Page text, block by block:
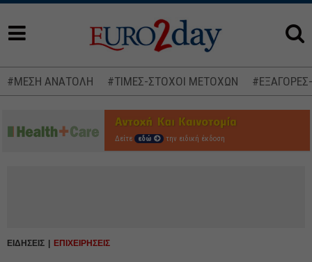
#ΜΕΣΗ ΑΝΑΤΟΛΗ #ΤΙΜΕΣ-ΣΤΟΧΟΙ ΜΕΤΟΧΩΝ
Δείτε εδώ την ειδική έκδοση
ΕΙΔΗΣΕΙΣ ΕΠΙΧΕΙΡΗΣΕΙΣ